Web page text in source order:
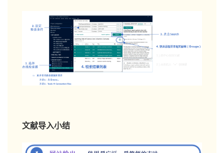
文献导入小结